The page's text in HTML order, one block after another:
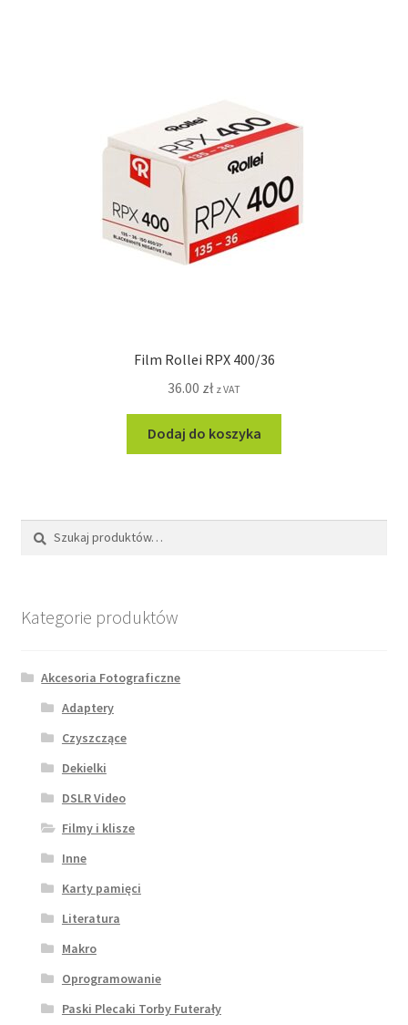
Film Rollei RPX 400/36
36.00 zł z VAT
Dodaj do koszyka
Szukaj:
Szukaj
Kategorie produktów
Akcesoria Fotograficzne
Adaptery
Czyszczące
Dekielki
DSLR Video
Filmy i klisze
Inne
Karty pamięci
Literatura
Makro
Oprogramowanie
Paski Plecaki Torby Futerały